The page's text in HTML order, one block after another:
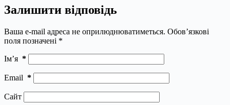
Залишити відповідь
Ваша e-mail адреса не оприлюднюватиметься. Обов’язкові
поля позначені *
Ім’я *
Email *
Сайт